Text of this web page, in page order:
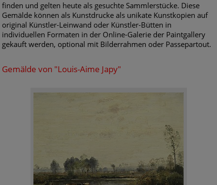
finden und gelten heute als gesuchte Sammlerstücke. Diese
Gemälde können als Kunstdrucke als unikate Kunstkopien auf
original Künstler-Leinwand oder Künstler-Bütten in
individuellen Formaten in der Online-Galerie der Paintgallery
gekauft werden, optional mit Bilderrahmen oder Passepartout.
Gemälde von "Louis-Aime Japy"